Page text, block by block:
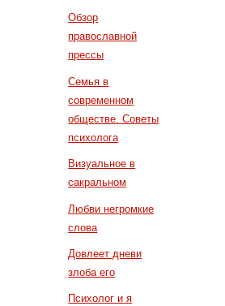
Обзор
православной
прессы
Семья в
современном
обществе. Советы
психолога
Визуальное в
сакральном
Любви негромкие
слова
Довлеет дневи
злоба его
Психолог и я